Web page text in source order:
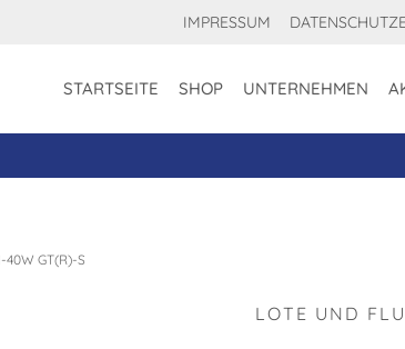
IMPRESSUM
STARTSEITE SHOP UNTERNEHMEN
GT(R)-S
LOTE UND